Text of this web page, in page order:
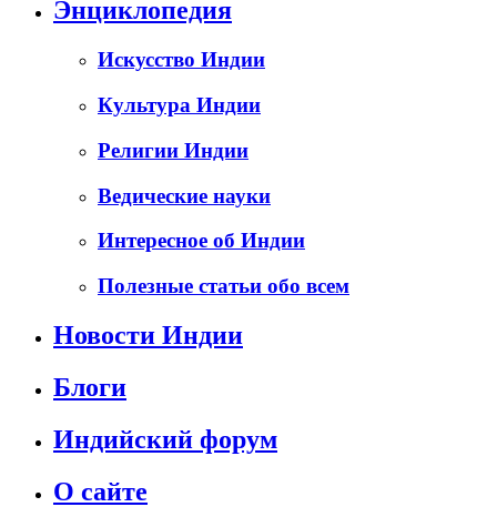
Энциклопедия
Искусство Индии
Культура Индии
Религии Индии
Ведические науки
Интересное об Индии
Полезные статьи обо всем
Новости Индии
Блоги
Индийский форум
О сайте